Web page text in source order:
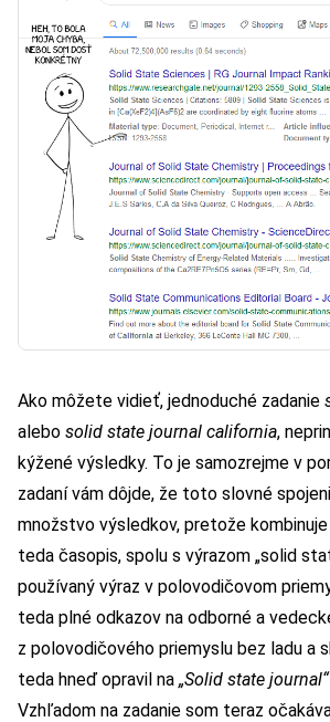
Ako môžete vidieť, jednoduché zadanie
alebo solid state journal california,
kýžené výsledky. To je samozrejme v
zadaní vám dôjde, že toto slovné
množstvo výsledkov, pretože kombinuje
teda časopis, spolu s výrazom „solid
používaný výraz v polovodičovom
teda plné odkazov na odborné a
z polovodičového priemyslu bez ladu a
teda hneď opravil na „Solid state
Vzhľadom na zadanie som teraz